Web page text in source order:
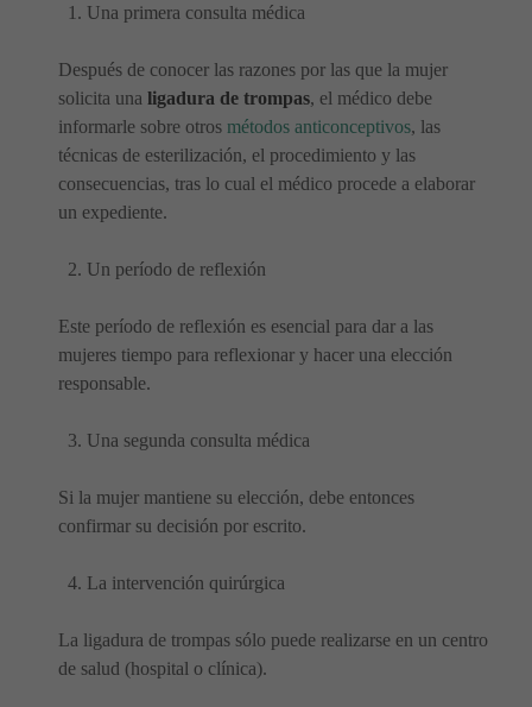
Una primera consulta médica
Después de conocer las razones por las que la mujer
solicita una ligadura de trompas, el médico debe
informarle sobre otros métodos anticonceptivos, las
técnicas de esterilización, el procedimiento y las
consecuencias, tras lo cual el médico procede a elaborar
un expediente.
Un período de reflexión
Este período de reflexión es esencial para dar a las
mujeres tiempo para reflexionar y hacer una elección
responsable.
Una segunda consulta médica
Si la mujer mantiene su elección, debe entonces
confirmar su decisión por escrito.
La intervención quirúrgica
La ligadura de trompas sólo puede realizarse en un centro
de salud (hospital o clínica).